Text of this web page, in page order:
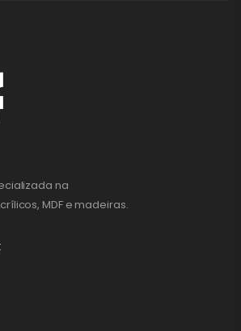
na
MDF e madeiras.